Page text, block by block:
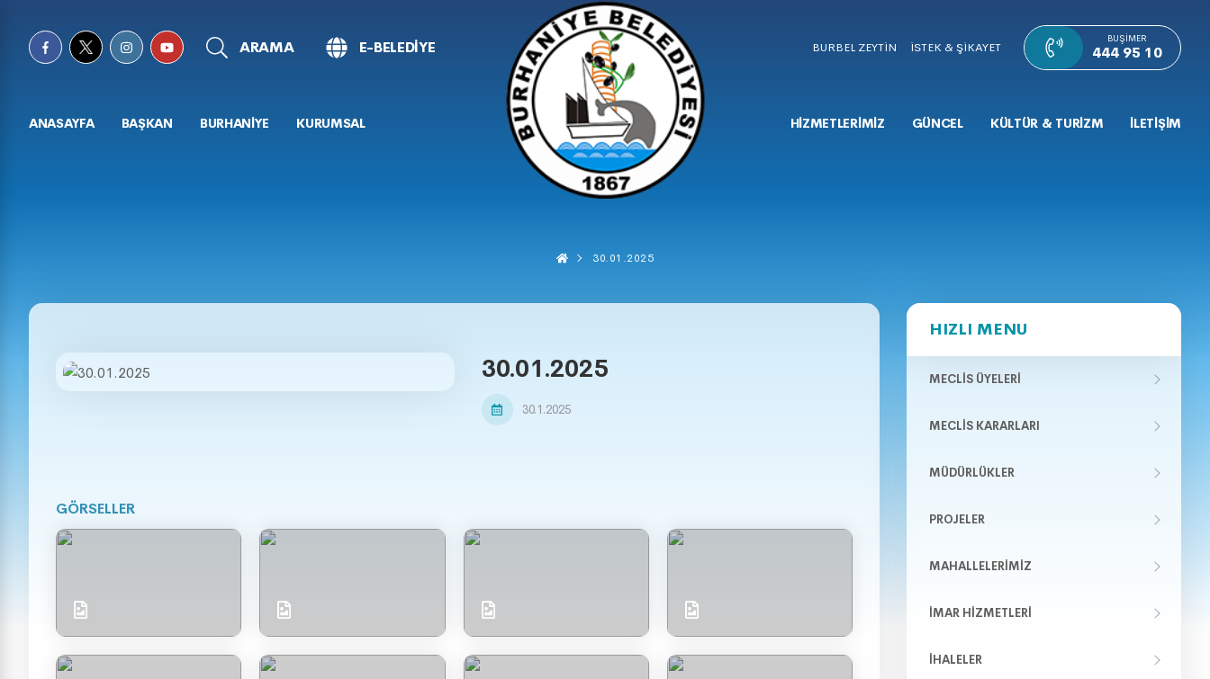
ARAMA E-BELEDİYE BURBEL ZEYTİN İSTEK & ŞİKAYET
BUŞIMER
444 95 10
ANASAYFA BAŞKAN BURHANİYE KURUMSAL HİZMETLERİMİZ GÜNCEL KÜLTÜR & TURİZM İLETİŞİM
30.01.2025
HIZLI MENU
MECLIS ÜYELERI
MECLIS KARARLARI
MÜDÜRLÜKLER
PROJELER
MAHALLELERIMIZ
İMAR HIZMETLERI
İHALELER
30.01.2025
30.1.2025
GÖRSELLER